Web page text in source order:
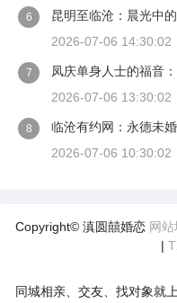
6
昆明至临沧：晨光中
2026-07-06 14:30:02
7
凤庆单身人士的福音
2026-07-06 13:30:02
8
临沧有约网：永德未
2026-07-06 10:30:02
Copyright© 滇圆囍婚恋 网站
|
同城相亲、交友、找对象就